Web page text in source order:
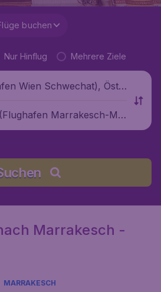
buchen
Nur Hinflug Mehrere Ziele
Wien Schwechat), Öste
Marrakesch-Me
Marrakesch -
MARRAKESCH